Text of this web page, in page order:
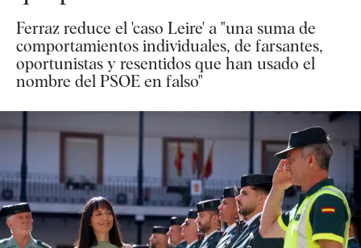
Ferraz reduce el 'caso Leire' a "una suma de
comportamientos individuales, de farsantes,
oportunistas y resentidos que han usado el
nombre del PSOE en falso"